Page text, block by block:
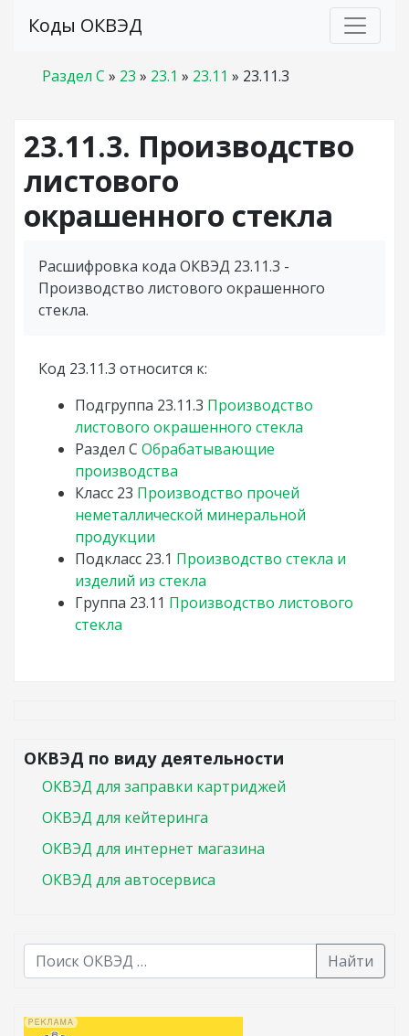
Коды ОКВЭД
Раздел C » 23 » 23.1 » 23.11 » 23.11.3
23.11.3. Производство
листового
окрашенного стекла
Расшифровка кода ОКВЭД 23.11.3 -
Производство листового окрашенного
стекла.
Код 23.11.3 относится к:
Подгруппа 23.11.3 Производство
листового окрашенного стекла
Раздел C Обрабатывающие
производства
Класс 23 Производство прочей
неметаллической минеральной
продукции
Подкласс 23.1 Производство стекла и
изделий из стекла
Группа 23.11 Производство листового
стекла
ОКВЭД по виду деятельности
ОКВЭД для заправки картриджей
ОКВЭД для кейтеринга
ОКВЭД для интернет магазина
ОКВЭД для автосервиса
Найти
В списке найденных результатов используйте